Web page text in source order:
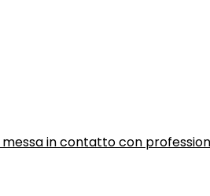
in contatto con